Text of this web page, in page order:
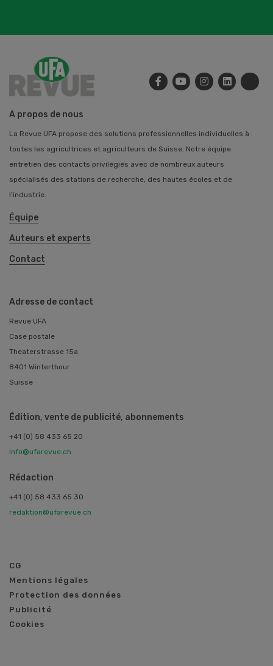
A propos de nous
La Revue UFA propose des solutions professionnelles individuelles à
toutes les agricultrices et agriculteurs de Suisse. Notre équipe
entretien des contacts privilégiés avec de nombreux auteurs
spécialisés des stations de recherche, des hautes écoles et de
l’industrie.
Équipe
Auteurs et experts
Contact
Adresse de contact
Revue UFA
Case postale
Theaterstrasse 15a
8401 Winterthour
Suisse
Édition, vente de publicité, abonnements
+41 (0) 58 433 65 20
info@ufarevue.ch
Rédaction
+41 (0) 58 433 65 30
redaktion@ufarevue.ch
CG
Mentions légales
Protection des données
Publicité
Cookies